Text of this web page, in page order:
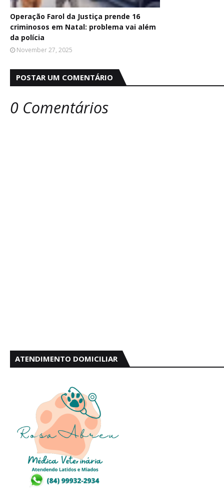
Operação Farol da Justiça prende 16
criminosos em Natal: problema vai além
da polícia
November 27, 2025
POSTAR UM COMENTÁRIO
0 Comentários
ATENDIMENTO DOMICILIAR